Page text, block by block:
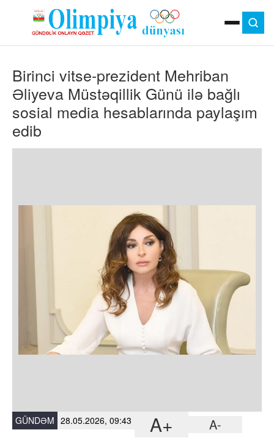
MOK
OLIMPIYA OYUNLARI
ÇAP VERSIYASI
TV
GÜNDƏM
İDMAN
OLIMPIYA HƏRƏKATI
VIDEO
Birinci vitse-prezident Mehriban
Əliyeva Müstəqillik Günü ilə bağlı
sosial media hesablarında paylaşım
edib
GÜNDƏM 28.05.2026, 09:43 A+ A-